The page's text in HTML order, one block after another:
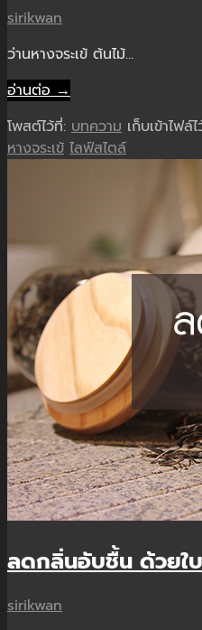
sirikwan
ว่านหางจระเข้ ต้นไม้…
อ่านต่อ →
โพสต์ไว้ที่: บทความ เก็บเข้าไฟล์
หางจระเข้ ไลฟ์สไตล์
ลดกลิ่นอับชื้น ด้วยใ
sirikwan